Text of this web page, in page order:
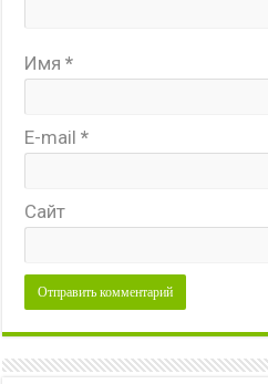
Имя*
E-mail*
Сайт